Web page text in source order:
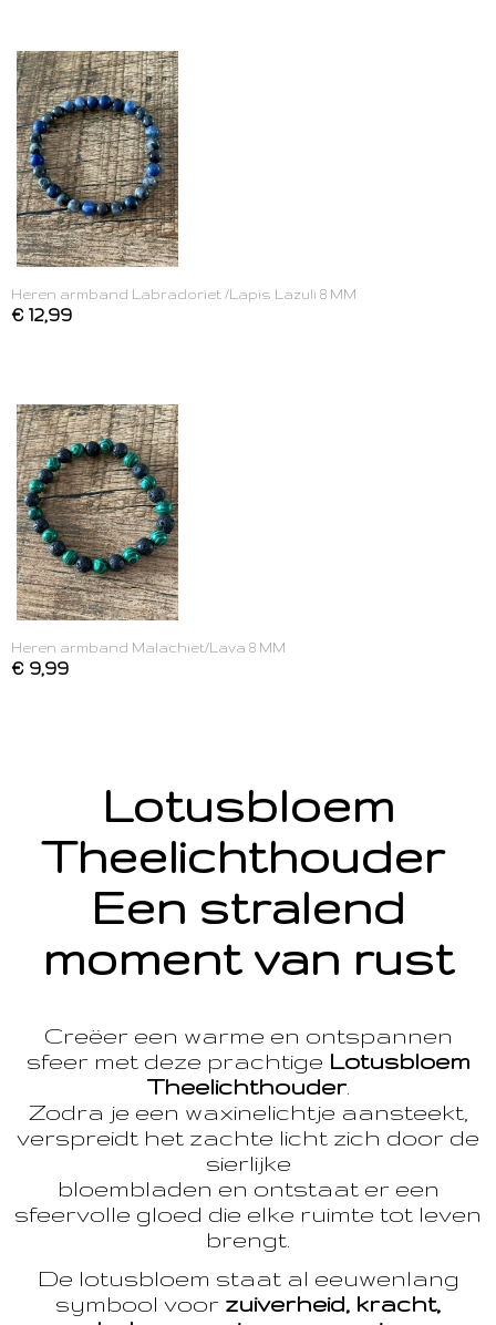
Heren armband Labradoriet /Lapis Lazuli 8 MM
€ 12,99
Heren armband Malachiet/Lava 8 MM
€ 9,99
Lotusbloem
Theelichthouder
Een stralend
moment van rust
Creëer een warme en ontspannen
sfeer met deze prachtige Lotusbloem
Theelichthouder.
Zodra je een waxinelichtje aansteekt,
verspreidt het zachte licht zich door de
sierlijke
bloembladen en ontstaat er een
sfeervolle gloed die elke ruimte tot leven
brengt.
De lotusbloem staat al eeuwenlang
symbool voor zuiverheid, kracht,